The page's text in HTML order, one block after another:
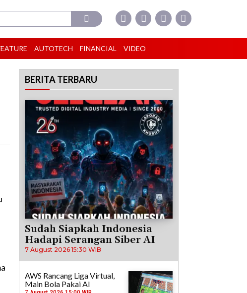
AUTOTECH FINANCIAL VIDEO
BERITA TERBARU
Sudah Siapkah Indonesia
Hadapi Serangan Siber AI
7 August 2026 15:30 WIB
AWS Rancang Liga Virtual,
Main Bola Pakai AI